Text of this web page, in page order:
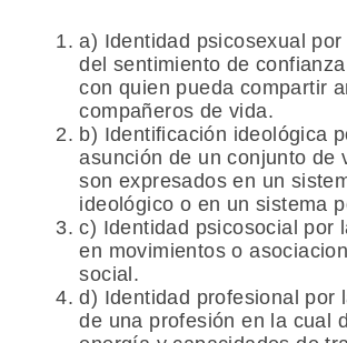
a) Identidad psicosexual
del sentimiento de
con quien pueda compartir
compañeros de vida.
b) Identificación ideológica
asunción de un conjunto de
son expresados en un
ideológico o en un sistema
c) Identidad psicosocial por
en movimientos o
social.
d) Identidad profesional por
de una profesión en la cual